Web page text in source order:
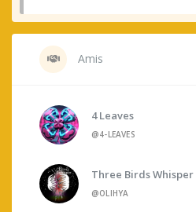
Amis
4 Leaves
@4-LEAVES
Three Birds Whisper
@OLIHYA